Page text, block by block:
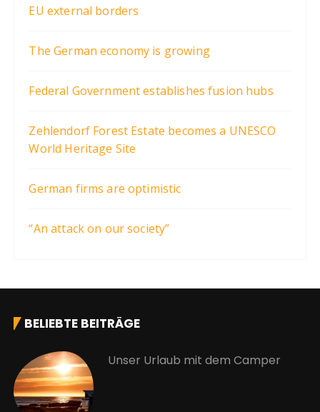
EU external borders
The German economy is growing
Federal Government establishes fusion hubs
Zehlendorf Forest Estate becomes a UNESCO
World Heritage Site
German firms are optimistic
“An attack on our society”
BELIEBTE BEITRÄGE
Unser Urlaub mit dem Camper